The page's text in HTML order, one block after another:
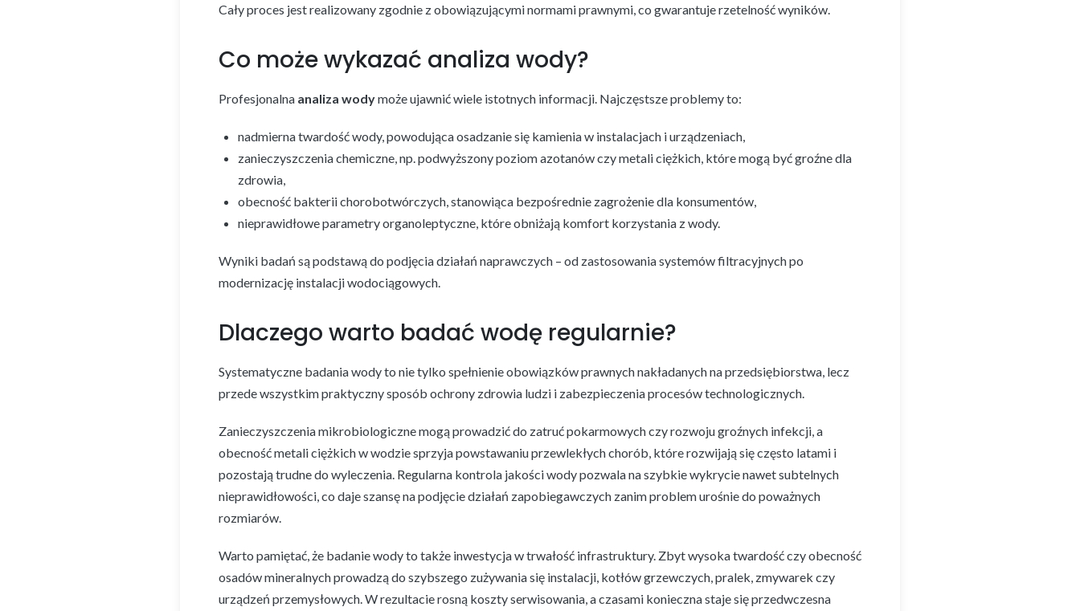
Cały proces jest realizowany zgodnie z obowiązującymi normami prawnymi, co gwarantuje rzetelność wyników.
Co może wykazać analiza wody?
Profesjonalna analiza wodymoże ujawnić wiele istotnych informacji. Najczęstsze problemy to:
nadmierna twardość wody, powodująca osadzanie się kamienia w instalacjach i urządzeniach,
zanieczyszczenia chemiczne, np. podwyższony poziom azotanów czy metali ciężkich, które mogą być groźne dla
zdrowia,
obecność bakterii chorobotwórczych, stanowiąca bezpośrednie zagrożenie dla konsumentów,
nieprawidłowe parametry organoleptyczne, które obniżają komfort korzystania z wody.
Wyniki badań są podstawą do podjęcia działań naprawczych – od zastosowania systemów filtracyjnych po
modernizację instalacji wodociągowych.
Dlaczego warto badać wodę regularnie?
Systematyczne badania wody to nie tylko spełnienie obowiązków prawnych nakładanych na przedsiębiorstwa, lecz
przede wszystkim praktyczny sposób ochrony zdrowia ludzi i zabezpieczenia procesów technologicznych.
Zanieczyszczenia mikrobiologiczne mogą prowadzić do zatruć pokarmowych czy rozwoju groźnych infekcji, a
obecność metali ciężkich w wodzie sprzyja powstawaniu przewlekłych chorób, które rozwijają się często latami i
pozostają trudne do wyleczenia. Regularna kontrola jakości wody pozwala na szybkie wykrycie nawet subtelnych
nieprawidłowości, co daje szansę na podjęcie działań zapobiegawczych zanim problem urośnie do poważnych
rozmiarów.
Warto pamiętać, że badanie wody to także inwestycja w trwałość infrastruktury. Zbyt wysoka twardość czy obecność
osadów mineralnych prowadzą do szybszego zużywania się instalacji, kotłów grzewczych, pralek, zmywarek czy
urządzeń przemysłowych. W rezultacie rosną koszty serwisowania, a czasami konieczna staje się przedwczesna